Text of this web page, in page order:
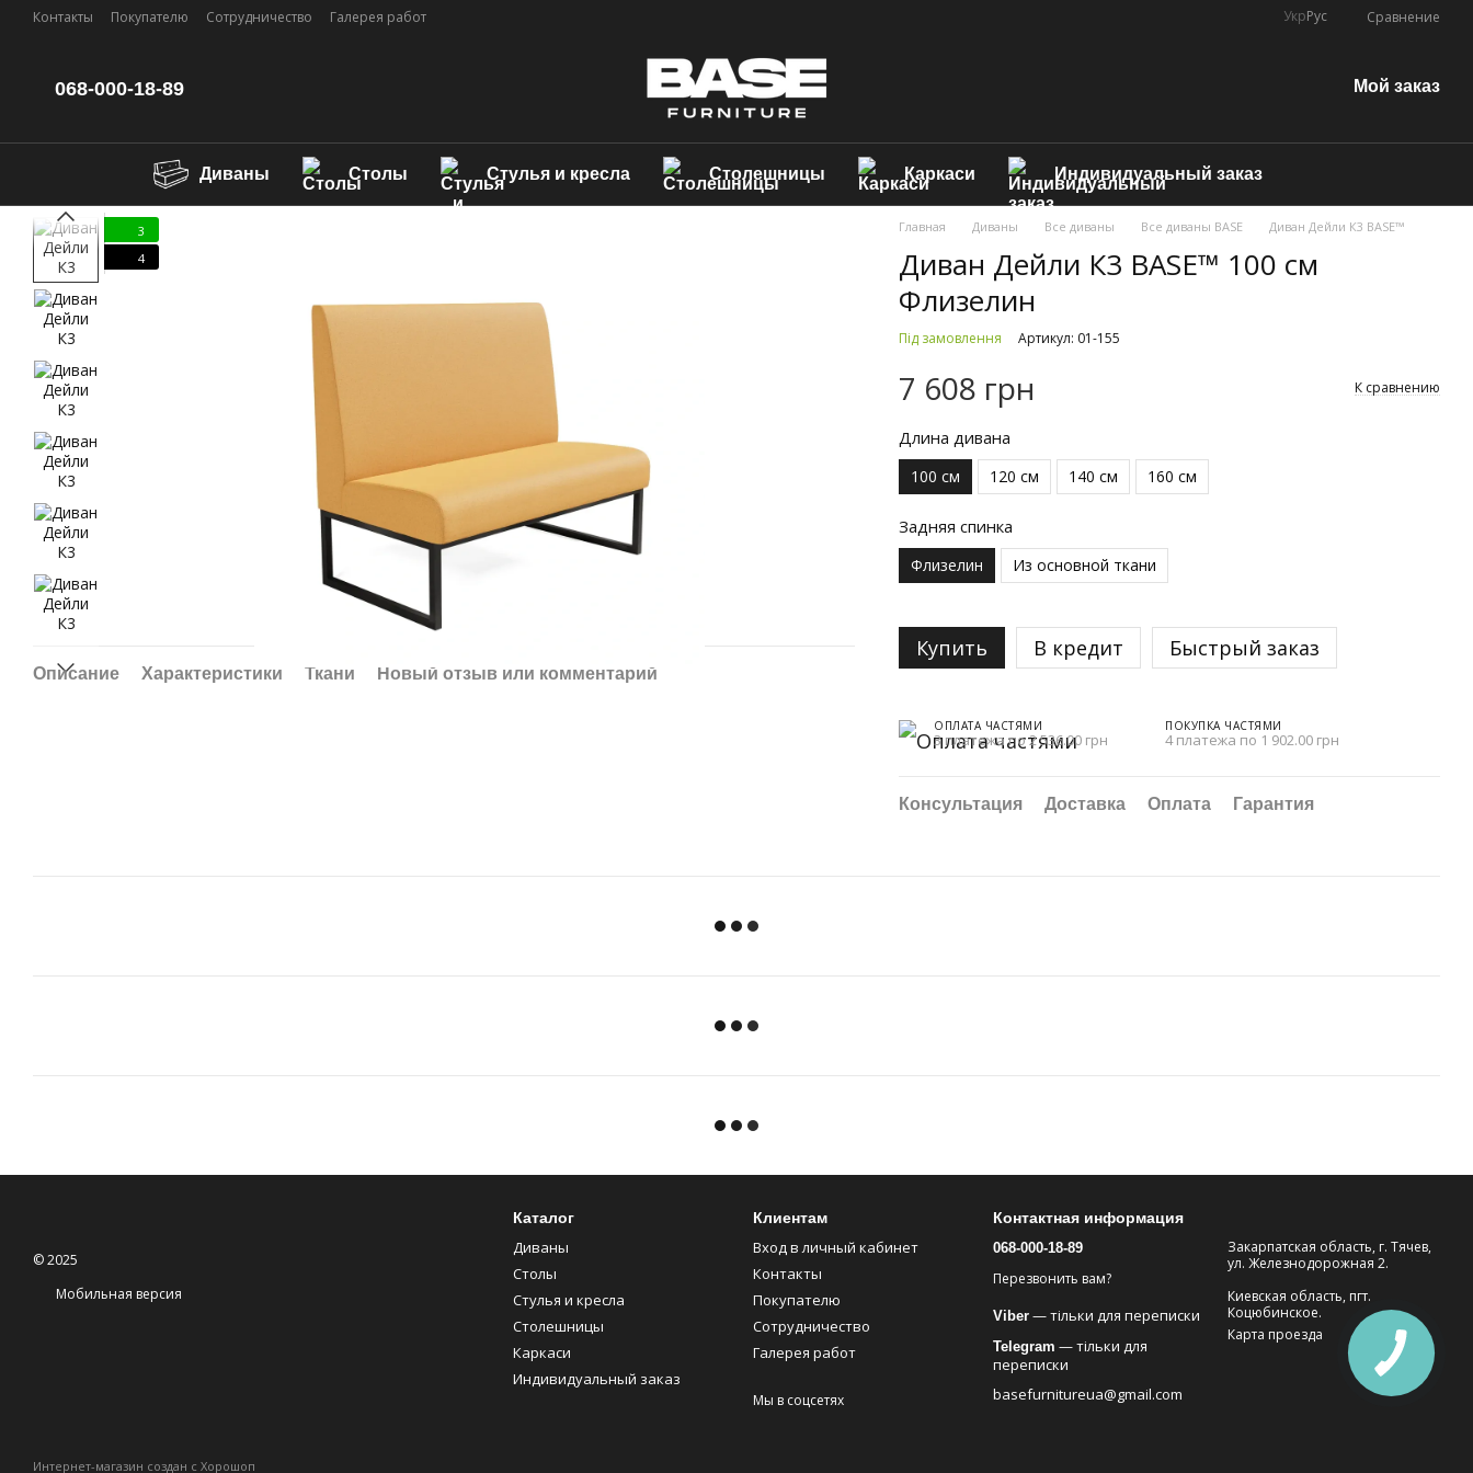
Перейти к основному контенту
Контакты Покупателю Сотрудничество Галерея работ УкрРус Сравнение
068-000-18-89 Мой заказ
Диваны Столы Стулья и кресла Столешницы Каркаси Индивидуальный заказ
3
4
Описание Характеристики Ткани Новый отзыв или комментарий
Главная Диваны Все диваны Все диваны BASE Диван Дейли К3 BASE™
Диван Дейли К3 BASE™ 100 см
Флизелин
Під замовлення Артикул: 01-155
7 608 грн К сравнению
Длина дивана
100 см 120 см 140 см 160 см
Задняя спинка
Флизелин Из основной ткани
Купить В кредит Быстрый заказ
ОПЛАТА ЧАСТЯМИ
3 платежа по 2 536.00 грн
ПОКУПКА ЧАСТЯМИ
4 платежа по 1 902.00 грн
Консультация Доставка Оплата Гарантия
© 2025
Мобильная версия
Интернет-магазин создан с Хорошоп
Каталог
Диваны
Столы
Стулья и кресла
Столешницы
Каркаси
Индивидуальный заказ
Клиентам
Вход в личный кабинет
Контакты
Покупателю
Сотрудничество
Галерея работ
Мы в соцсетях
Контактная информация
068-000-18-89
Перезвонить вам?
Viber — тільки для переписки
Telegram — тільки для
переписки
basefurnitureua@gmail.com
Закарпатская область, г. Тячев,
ул. Железнодорожная 2.
Киевская область, пгт.
Коцюбинское.
Карта проезда